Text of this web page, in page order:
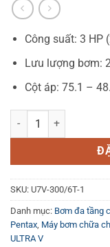
Công suất: 3 HP
Lưu lượng bơm:
Cột áp: 75.1 –
Máy bơm tăng áp
SKU: U7V-300/6T-1
Danh mục: Bơm đa tầng
Pentax, Máy bơm chữa
ULTRA V